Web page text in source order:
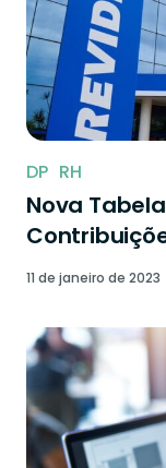
DP RH
Nova
11 de janeiro de 2023